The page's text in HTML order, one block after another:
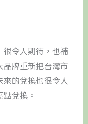
很令人期待，也補
牌重新把台灣市
的兌換也很令人
兌換。